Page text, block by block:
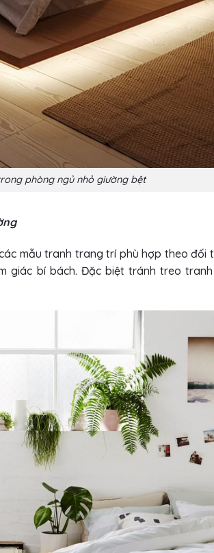
phòng ngủ nhỏ giường bệt
mẫu tranh trang trí phù hợp theo đối
giác bí bách. Đặc biệt tránh treo